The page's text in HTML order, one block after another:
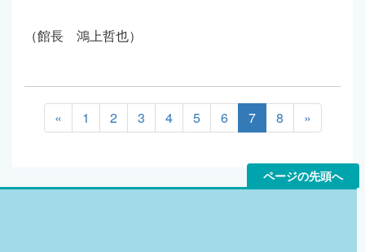
（館長 鴻上哲也）
« 1 2 3 4 5 6 7 8 »
ページの先頭へ